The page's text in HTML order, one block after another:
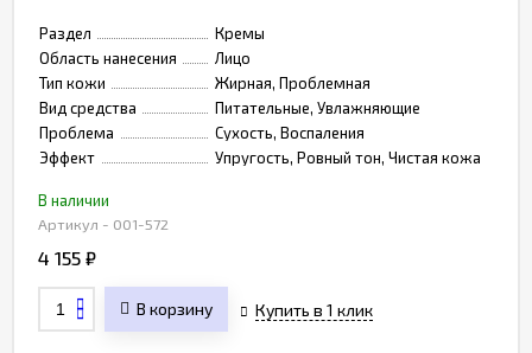
Раздел
Кремы
Область нанесения
Лицо
Тип кожи
Жирная, Проблемная
Вид средства
Питательные, Увлажняющие
Проблема
Сухость, Воспаления
Эффект
Упругость, Ровный тон, Чистая кожа
В наличии
Артикул - 001-572
4 155 ₽
В корзину Купить в 1 клик